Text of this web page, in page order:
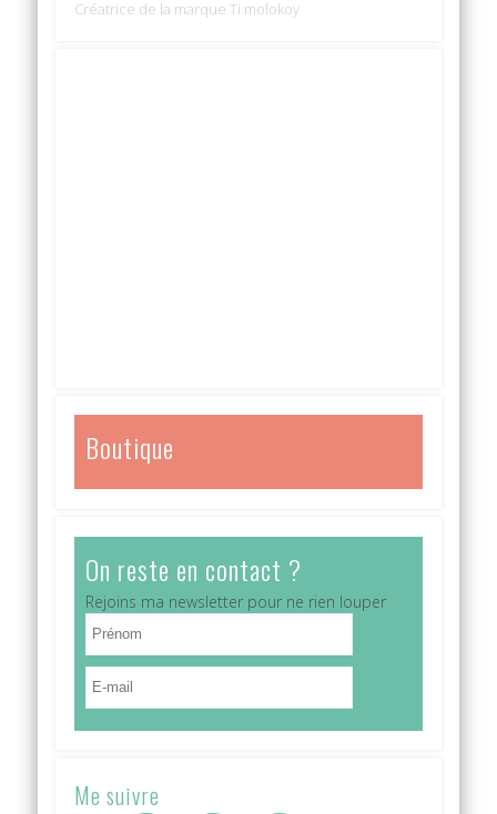
Créatrice de la marque Ti molokoy
Boutique
On reste en contact ?
Rejoins ma newsletter pour ne rien louper
Me suivre